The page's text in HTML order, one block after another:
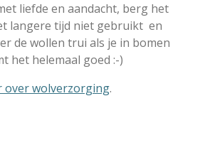
liefde en aandacht, berg het
langere tijd niet gebruikt en
de wollen trui als je in bomen
het helemaal goed :-)
over wolverzorging.